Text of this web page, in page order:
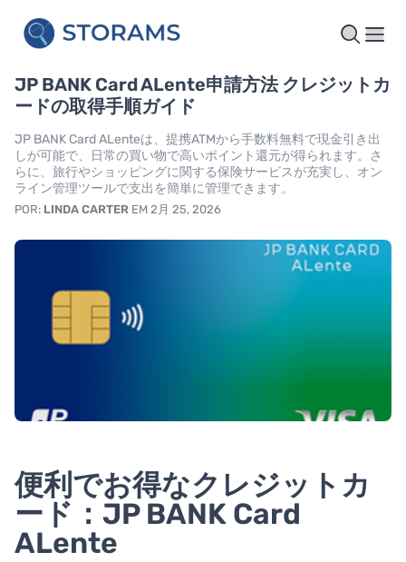
JP BANK Card ALente申請方法 クレジットカ
ードの取得手順ガイド
JP BANK Card ALenteは、提携ATMから手数料無料で現金引き出
しが可能で、日常の買い物で高いポイント還元が得られます。さ
らに、旅行やショッピングに関する保険サービスが充実し、オン
ライン管理ツールで支出を簡単に管理できます。
POR: LINDA CARTER EM 2月 25, 2026
便利でお得なクレジットカ
ード：JP BANK Card
ALente